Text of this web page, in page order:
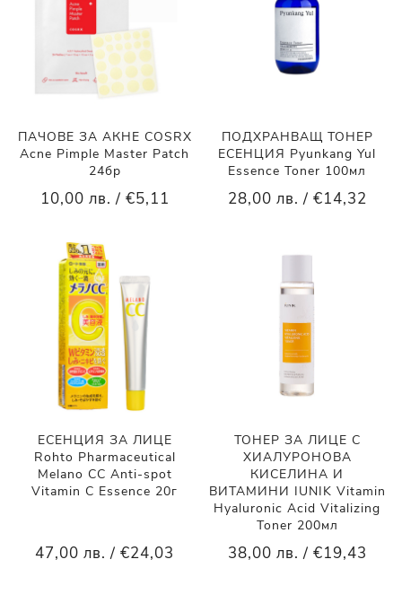
ПАЧОВЕ ЗА АКНЕ COSRX
Acne Pimple Master Patch
24бр
10,00 лв. / €5,11
ПОДХРАНВАЩ ТОНЕР
ЕСЕНЦИЯ Pyunkang Yul
Essence Toner 100мл
28,00 лв. / €14,32
ЕСЕНЦИЯ ЗА ЛИЦЕ
Rohto Pharmaceutical
Melano CC Anti-spot
Vitamin C Essence 20г
47,00 лв. / €24,03
ТОНЕР ЗА ЛИЦЕ С
ХИАЛУРОНОВА
КИСЕЛИНА И
ВИТАМИНИ IUNIK Vitamin
Hyaluronic Acid Vitalizing
Toner 200мл
38,00 лв. / €19,43